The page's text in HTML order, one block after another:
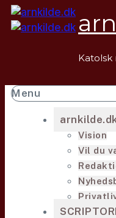
Fortsæt
til
Katolsk
Menu
Vision
Vil du